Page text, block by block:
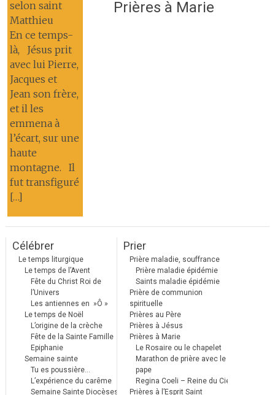
selon saint
Matthieu
En ce temps-
là, Jésus prit
avec lui Pierre,
Jacques et
Jean son frère,
et il les
emmena à
l’écart, sur une
haute
montagne. Il
fut transfiguré
[…]
Prières à Marie
Célébrer
Le temps liturgique
Le temps de l’Avent
Fête du Christ Roi de
l’Univers
Les antiennes en »Ô »
Le temps de Noël
L’origine de la crèche
Fête de la Sainte Famille
Epiphanie
Semaine sainte
Tu es poussière…
L’expérience du carême
Semaine Sainte Diocèses
Prier
Prière maladie, souffrance
Prière maladie épidémie
Saints maladie épidémie
Prière de communion
spirituelle
Prières au Père
Prières à Jésus
Prières à Marie
Le Rosaire ou le chapelet
Marathon de prière avec le
pape
Regina Coeli – Reine du Ciel
Prières à l’Esprit Saint